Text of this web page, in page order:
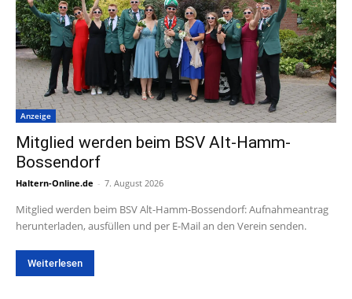
Anzeige
Mitglied werden beim BSV Alt-Hamm-
Bossendorf
Haltern-Online.de - 7. August 2026
Mitglied werden beim BSV Alt-Hamm-Bossendorf: Aufnahmeantrag
herunterladen, ausfüllen und per E-Mail an den Verein senden.
Weiterlesen